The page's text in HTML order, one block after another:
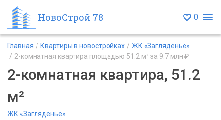
НовоСтрой 78 0
Главная Квартиры в новостройках
ЖК «Загляденье»
2-комнатная квартира площадью 51.2 м² за 9.7 млн ₽
2-комнатная квартира, 51.2
м²
ЖК «Загляденье»